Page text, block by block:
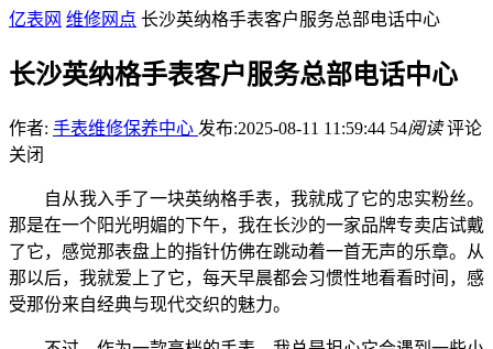
亿表网 维修网点 长沙英纳格手表客户服务总部电话中心
长沙英纳格手表客户服务总部电话中心
作者: 手表维修保养中心 发布:2025-08-11 11:59:44 54阅读 评论
关闭
自从我入手了一块英纳格手表，我就成了它的忠实粉丝。
那是在一个阳光明媚的下午，我在长沙的一家品牌专卖店试戴
了它，感觉那表盘上的指针仿佛在跳动着一首无声的乐章。从
那以后，我就爱上了它，每天早晨都会习惯性地看看时间，感
受那份来自经典与现代交织的魅力。